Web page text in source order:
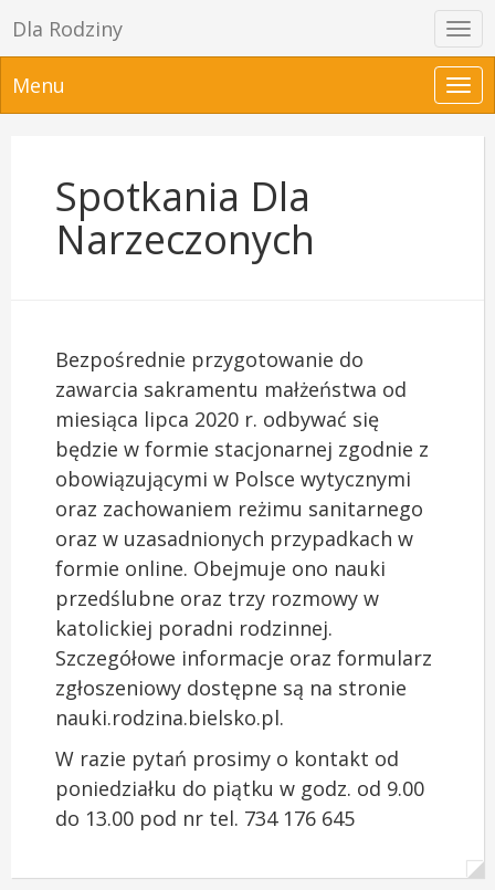
Dla Rodziny
Menu
Spotkania Dla
Narzeczonych
Bezpośrednie przygotowanie do
zawarcia sakramentu małżeństwa od
miesiąca lipca 2020 r. odbywać się
będzie w formie stacjonarnej zgodnie z
obowiązującymi w Polsce wytycznymi
oraz zachowaniem reżimu sanitarnego
oraz w uzasadnionych przypadkach w
formie online. Obejmuje ono nauki
przedślubne oraz trzy rozmowy w
katolickiej poradni rodzinnej.
Szczegółowe informacje oraz formularz
zgłoszeniowy dostępne są na stronie
nauki.rodzina.bielsko.pl.
W razie pytań prosimy o kontakt od
poniedziałku do piątku w godz. od 9.00
do 13.00 pod nr tel. 734 176 645